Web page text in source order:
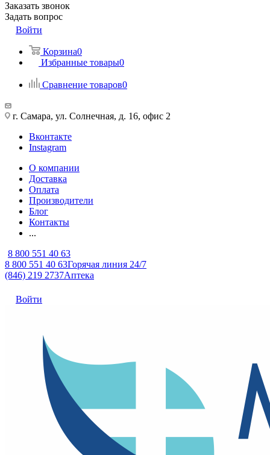
Заказать звонок
Задать вопрос
Войти
Корзина0
Избранные товары0
Сравнение товаров0
г. Самара, ул. Солнечная, д. 16, офис 2
Вконтакте
Instagram
О компании
Доставка
Оплата
Производители
Блог
Контакты
...
8 800 551 40 63
8 800 551 40 63Горячая линия 24/7
(846) 219 2737Аптека
Войти